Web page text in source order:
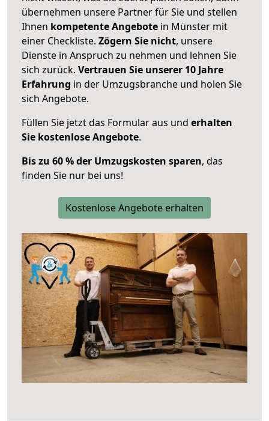
übernehmen unsere Partner für Sie und stellen
Ihnen kompetente Angebote in Münster mit
einer Checkliste. Zögern Sie nicht, unsere
Dienste in Anspruch zu nehmen und lehnen Sie
sich zurück. Vertrauen Sie unserer 10 Jahre
Erfahrung in der Umzugsbranche und holen Sie
sich Angebote.
Füllen Sie jetzt das Formular aus und erhalten
Sie kostenlose Angebote.
Bis zu 60 % der Umzugskosten sparen, das
finden Sie nur bei uns!
Kostenlose Angebote erhalten